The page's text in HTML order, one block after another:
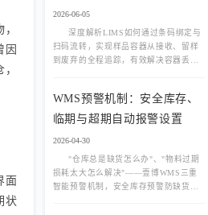
因
面
状
2026-06-05
深度解析LIMS如何通过条码绑定与
扫码流转，实现样品容器从接收、留样
到废弃的全程追踪，有效解决容器丢失
WMS预警机制：安全库存、
临期与超期自动报警设置
2026-04-30
"仓库总是缺货怎么办"、"物料过期
损耗太大怎么解决"——壹博WMS三重
智能预警机制，安全库存预警防缺货、